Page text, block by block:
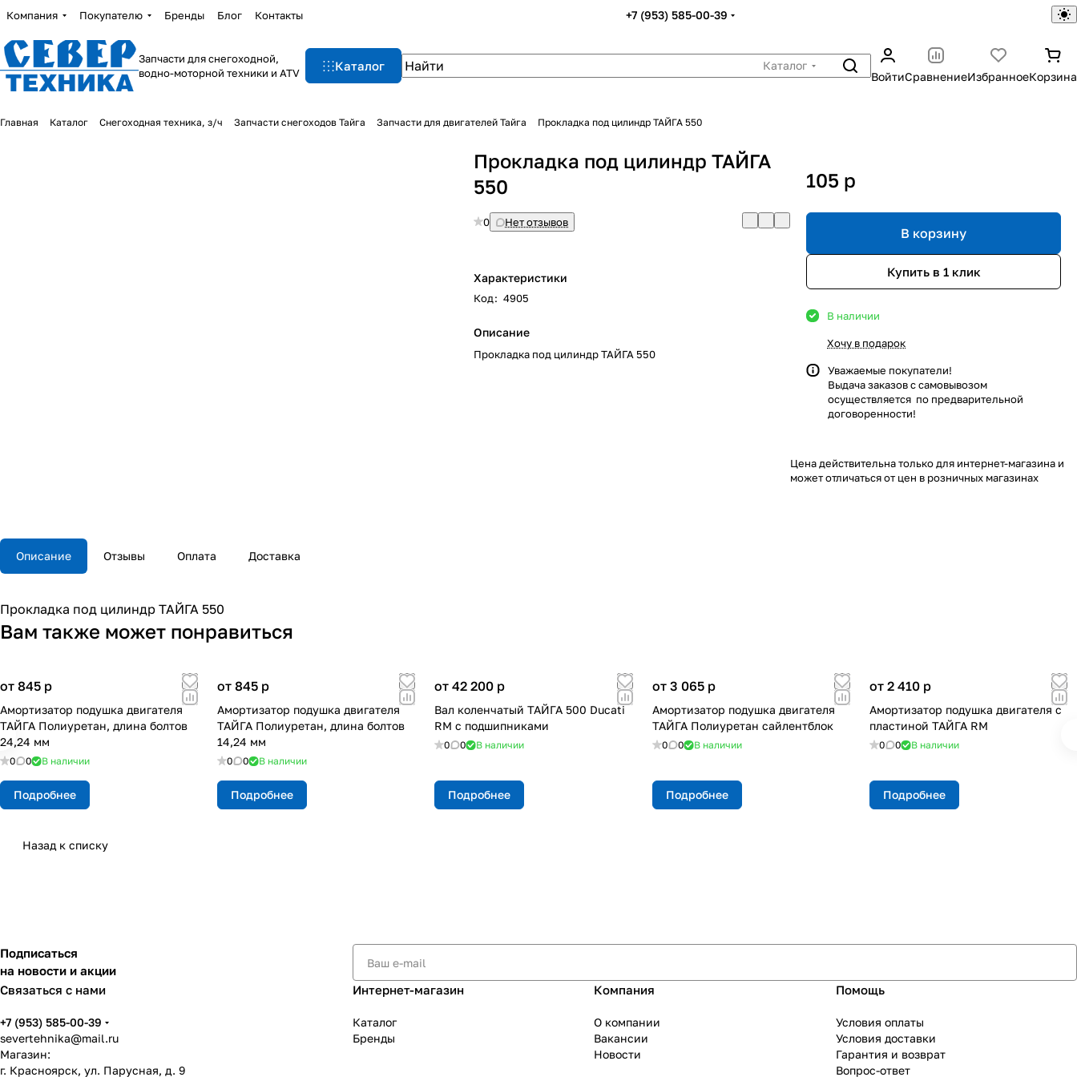
Компания Покупателю Бренды Блог Контакты +7 (953) 585-00-39
Запчасти для снегоходной,
водно-моторной техники и ATV
Каталог
Каталог
ВойтиСравнениеИзбранноеКорзина
Главная Каталог Снегоходная техника, з/ч Запчасти снегоходов Тайга Запчасти для двигателей Тайга Прокладка под цилиндр ТАЙГА 550
Прокладка под цилиндр ТАЙГА
550
0 Нет отзывов
Характеристики
Код: 4905
Описание
Прокладка под цилиндр ТАЙГА 550
105 p
В корзину
Купить в 1 клик
В наличии
Хочу в подарок
Уважаемые покупатели!
Выдача заказов с самовывозом
осуществляется по предварительной
договоренности!
Цена действительна только для интернет-магазина и
может отличаться от цен в розничных магазинах
Описание Отзывы Оплата Доставка
Прокладка под цилиндр ТАЙГА 550
Вам также может понравиться
от 845 p
Амортизатор подушка двигателя
ТАЙГА Полиуретан, длина болтов
24,24 мм
0 0 В наличии
Подробнее
от 845 p
Амортизатор подушка двигателя
ТАЙГА Полиуретан, длина болтов
14,24 мм
0 0 В наличии
Подробнее
от 42 200 p
Вал коленчатый ТАЙГА 500 Ducati
RM с подшипниками
0 0 В наличии
Подробнее
от 3 065 p
Амортизатор подушка двигателя
ТАЙГА Полиуретан сайлентблок
0 0 В наличии
Подробнее
от 2 410 p
Амортизатор подушка двигателя с
пластиной ТАЙГА RM
0 0 В наличии
Подробнее
Назад к списку
Подписаться
на новости и акции
Связаться с нами
+7 (953) 585-00-39
severtehnika@mail.ru
Магазин:
г. Красноярск, ул. Парусная, д. 9
Интернет-магазин
Каталог
Бренды
Компания
О компании
Вакансии
Новости
Помощь
Условия оплаты
Условия доставки
Гарантия и возврат
Вопрос-ответ